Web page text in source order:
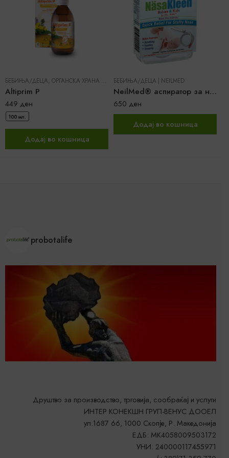
БЕБИЊА/ДЕЦА, ОРГАНСКА ХРАНА И ДОДАТОЦИ ВО ИСХРАНА |DR. PANCIC
Altiprim P
449 ден
100 мл.
Додај во кошница
БЕБИЊА/ДЕЦА NEILMED
NeilMed® аспиратор за нос за бебиња и деца
650 ден
Додај во кошница
probotalife
Друштво за производство, трговија, сообраќај и услуги
ИНТЕР КОНЕКШН ГРУП-ВЕНУС ДООЕЛ
ул.1687 66, 1000 Скопје, Р. Македонија
ЕДБ: MK4058009503172
УНИ: 240000117455971